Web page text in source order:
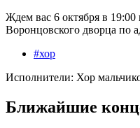
Ждем вас 6 октября в
Воронцовского дворца по
#хор
Исполнители: Хор
Ближайшие